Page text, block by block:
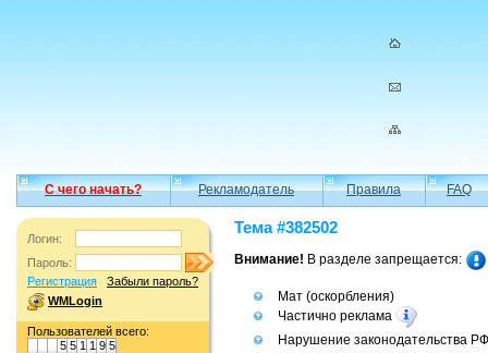
С чего начать? Рекламодатель Правила FAQ
Логин:
Пароль:
Регистрация
Забыли пароль?
WMLogin
Пользователей всего:
5 5 1 1 9 5
Тема #382502
Внимание! В разделе запрещается:
Мат (оскорбления)
Частично реклама
Нарушение законодательства РФ